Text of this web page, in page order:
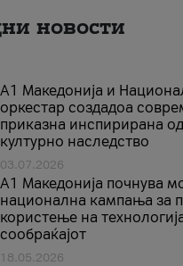
новости
А1 Македонија и
оркестар создадоа
приказна инспирирана
културно наследство
03.07.2026
A1 Македонија почнува
национална кампања за
користење на
сообраќајот
18.05.2026